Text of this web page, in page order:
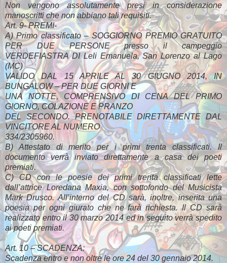
Non vengono assolutamente presi in considerazione
manoscritti che non abbiano tali requisiti.
Art. 9- PREMI-
A) Primo classificato – SOGGIORNO PREMIO GRATUITO
PER DUE PERSONE presso il campeggio
VERDEFIASTRA DI Leli Emanuela, San Lorenzo al Lago
(MC)
VALIDO DAL 15 APRILE AL 30 GIUGNO 2014, IN
BUNGALOW – PER DUE GIORNI E
UNA NOTTE, COMPRENSIVO DI CENA DEL PRIMO
GIORNO, COLAZIONE E PRANZO
DEL SECONDO. PRENOTABILE DIRETTAMENTE DAL
VINCITORE AL NUMERO
334/2305960.
B) Attestato di merito per i primi trenta classificati. Il
documento verrà inviato direttamente a casa dei poeti
premiati.
C) CD con le poesie dei primi trenta classificati lette
dall’attrice Loredana Maxia, con sottofondo del Musicista
Mark Drusco. All’interno del CD sarà, inoltre, inserita una
poesia per ogni giurato che ne farà richiesta. Il CD sarà
realizzato entro il 30 marzo 2014 ed in seguito verrà spedito
ai poeti premiati.
Art. 10 – SCADENZA:
Scadenza entro e non oltre le ore 24 del 30 gennaio 2014.